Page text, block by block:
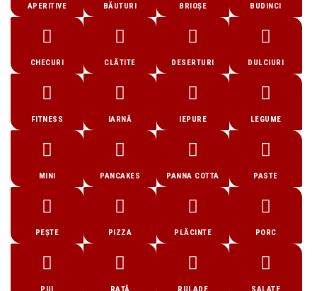
APERITIVE BĂUTURI BRIOȘE BUDINCI
CHECURI CLĂTITE DESERTURI DULCIURI
FITNESS IARNĂ IEPURE LEGUME
MINI PANCAKES PANNA COTTA PASTE
PEȘTE PIZZA PLĂCINTE PORC